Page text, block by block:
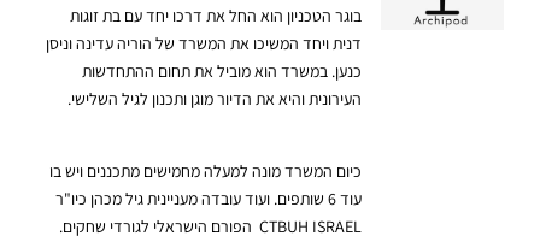
בוגר הטכניון הוא החל את דרכו יחד עם בת זוגות
דנית ויחד המשיכו את המשרד של הוריה עדינה וניסן
כנען. במשרד הוא מוביל את תחום ההתחדשות
העירונית והיא את הדיור מוגן ותכנון לגיל השלישי.
כיום המשרד מונה למעלה מחמישים מתכננים ויש בו
עוד 6 שותפים. ועוד עובדה מעניינית גיל מכהן כיו"ר
CTBUH ISRAEL הפורם הישראלי לגורדי שחקים.